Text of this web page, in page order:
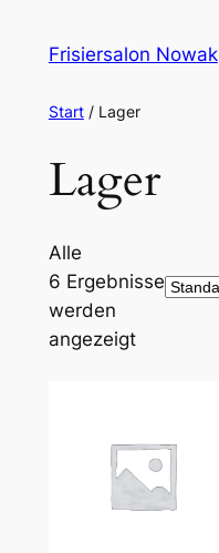
InhaltFrisiersalon Nowak
Start/ Lager
Lager
Alle
6 Ergebnisse
werden
angezeigt